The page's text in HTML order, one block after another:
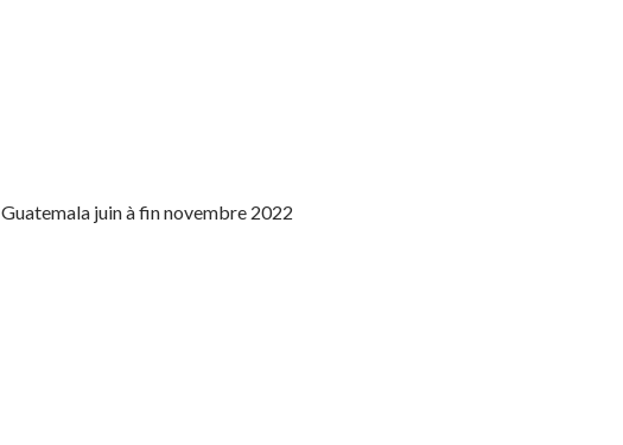
Guatemala juin à fin novembre 2022